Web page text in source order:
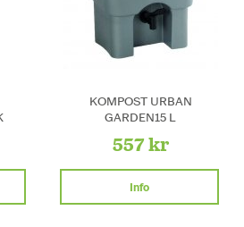
KOMPOST URBAN
GARDEN15 L
557 kr
Info